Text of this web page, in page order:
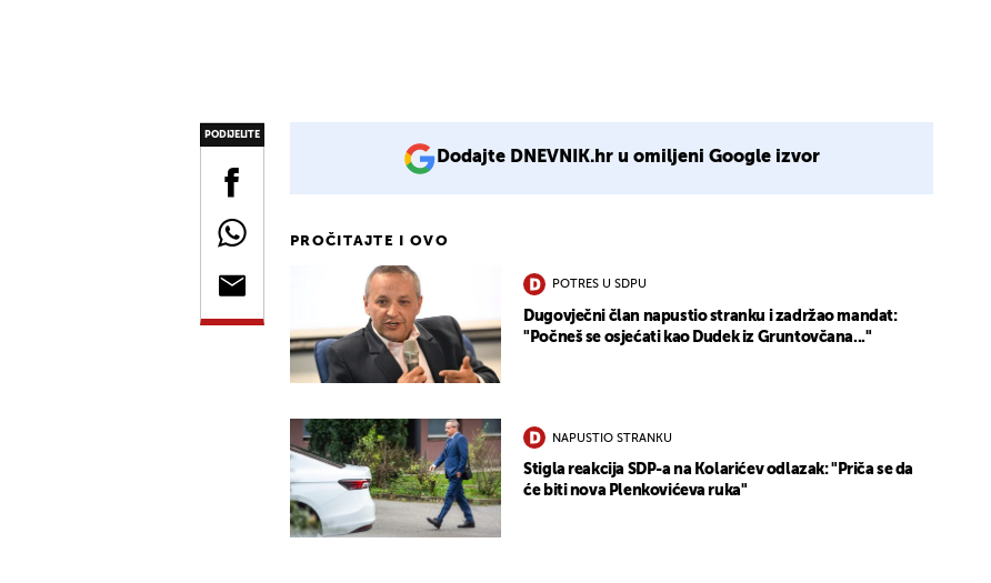
PODIJELITE
Dodajte DNEVNIK.hr u omiljeni Google izvor
PROČITAJTE I OVO
POTRES U SDPU
Dugovječni član napustio stranku i zadržao mandat:
"Počneš se osjećati kao Dudek iz Gruntovčana..."
NAPUSTIO STRANKU
Stigla reakcija SDP-a na Kolarićev odlazak: "Priča se da
će biti nova Plenkovićeva ruka"